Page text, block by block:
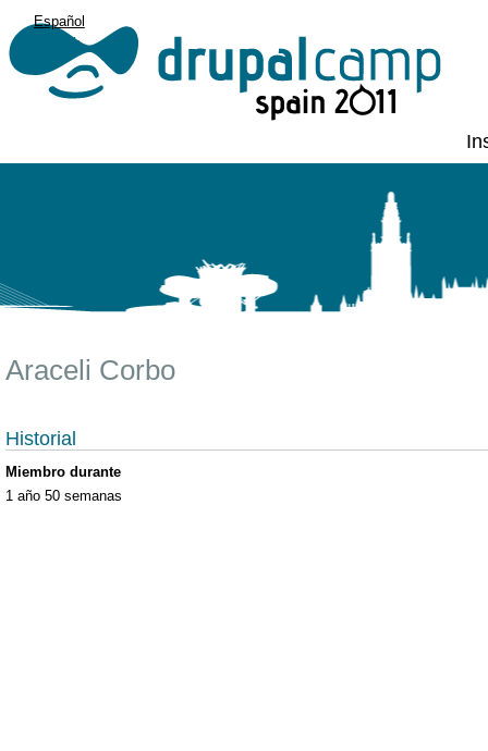
Español
English
Araceli Corbo
Historial
Miembro durante
1 año 50 semanas